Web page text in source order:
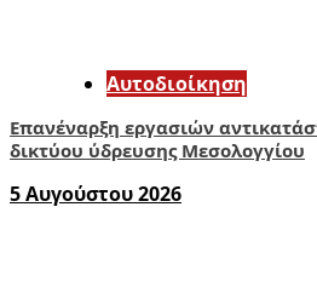
Αυτοδιοίκηση
Επανέναρξη εργασιών
δικτύου ύδρευσης Μεσολογγίου
5 Αυγούστου 2026